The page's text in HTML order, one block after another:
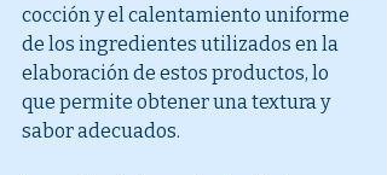
cocción y el calentamiento uniforme
de los ingredientes utilizados en la
elaboración de estos productos, lo
que permite obtener una textura y
sabor adecuados.